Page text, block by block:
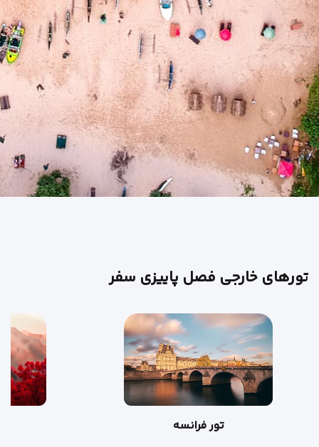
تورهای خارجی فصل پاییزی سفر
تور فرانسه